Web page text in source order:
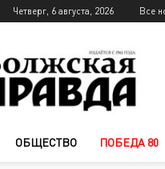
Четверг, 6 августа, 2026 Все
Волжского
—
Волжская
ОБЩЕСТВО ПОБЕДА 80